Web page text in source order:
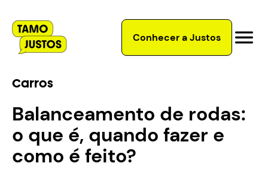
Conhecer a Justos
Carros
Balanceamento de rodas:
o que é, quando fazer e
como é feito?